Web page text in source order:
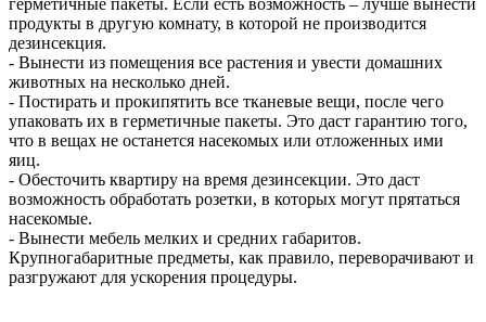
продукты в другую комнату, в которой не производится
дезинсекция.
- Вынести из помещения все растения и увести домашних
животных на несколько дней.
- Постирать и прокипятить все тканевые вещи, после чего
упаковать их в герметичные пакеты. Это даст гарантию того,
что в вещах не останется насекомых или отложенных ими
яиц.
- Обесточить квартиру на время дезинсекции. Это даст
возможность обработать розетки, в которых могут прятаться
насекомые.
- Вынести мебель мелких и средних габаритов.
Крупногабаритные предметы, как правило, переворачивают и
разгружают для ускорения процедуры.